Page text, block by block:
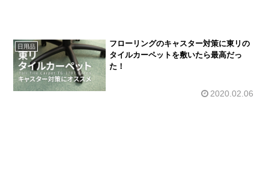
日用品
フローリングのキャスター対策に東リの
タイルカーペットを敷いたら最高だっ
た！
2020.02.06